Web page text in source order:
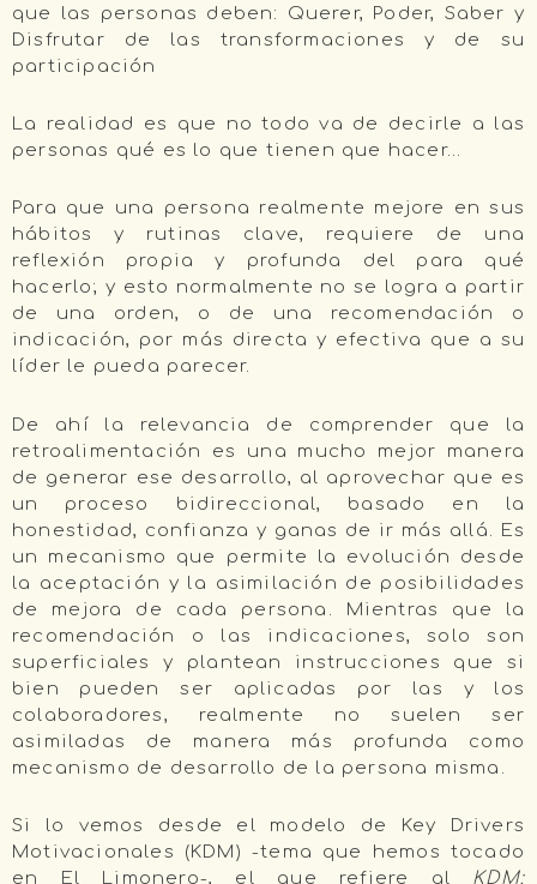
que las personas deben: Querer, Poder, Saber y
Disfrutar de las transformaciones y de su
participación
La realidad es que no todo va de decirle a las
personas qué es lo que tienen que hacer…
Para que una persona realmente mejore en sus
hábitos y rutinas clave, requiere de una
reflexión propia y profunda del para qué
hacerlo; y esto normalmente no se logra a partir
de una orden, o de una recomendación o
indicación, por más directa y efectiva que a su
líder le pueda parecer.
De ahí la relevancia de comprender que la
retroalimentación es una mucho mejor manera
de generar ese desarrollo, al aprovechar que es
un proceso bidireccional, basado en la
honestidad, confianza y ganas de ir más allá. Es
un mecanismo que permite la evolución desde
la aceptación y la asimilación de posibilidades
de mejora de cada persona. Mientras que la
recomendación o las indicaciones, solo son
superficiales y plantean instrucciones que si
bien pueden ser aplicadas por las y los
colaboradores, realmente no suelen ser
asimiladas de manera más profunda como
mecanismo de desarrollo de la persona misma.
Si lo vemos desde el modelo de Key Drivers
Motivacionales (KDM) -tema que hemos tocado
en El Limonero-, el que refiere al KDM: